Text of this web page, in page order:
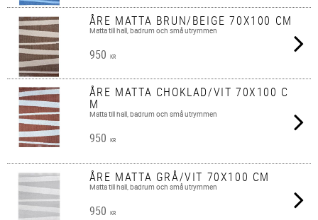
ÅRE MATTA BRUN/BEIGE 70X100 CM
Matta till hall, badrum och små utrymmen
950 KR
ÅRE MATTA CHOKLAD/VIT 70X100 C
M
Matta till hall, badrum och små utrymmen
950 KR
ÅRE MATTA GRÅ/VIT 70X100 CM
Matta till hall, badrum och små utrymmen
950 KR